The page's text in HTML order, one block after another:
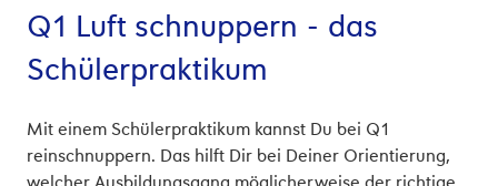
Q1 Luft schnuppern - das
Schülerpraktikum
Mit einem Schülerpraktikum kannst Du bei Q1
reinschnuppern. Das hilft Dir bei Deiner Orientierung,
welcher Ausbildungsgang möglicherweise der richtige